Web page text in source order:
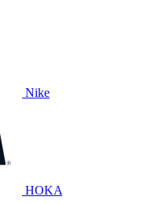
Nike
HOKA